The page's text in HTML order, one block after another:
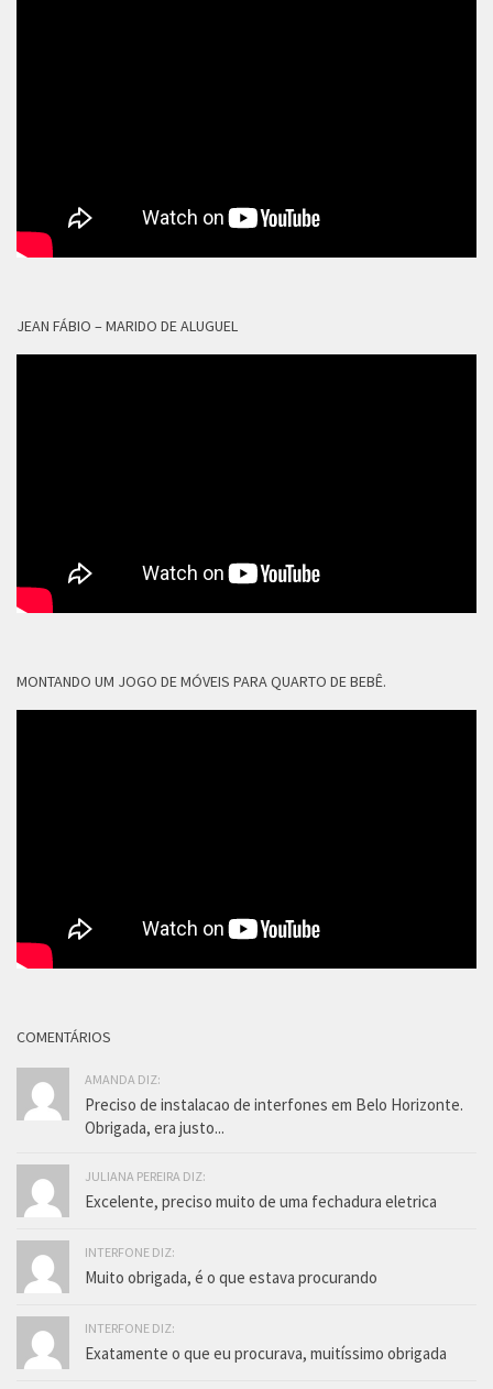
JEAN FÁBIO – MARIDO DE ALUGUEL
MONTANDO UM JOGO DE MÓVEIS PARA QUARTO DE BEBÊ.
COMENTÁRIOS
AMANDA DIZ:
Preciso de instalacao de interfones em Belo Horizonte.
Obrigada, era justo...
JULIANA PEREIRA DIZ:
Excelente, preciso muito de uma fechadura eletrica
INTERFONE DIZ:
Muito obrigada, é o que estava procurando
INTERFONE DIZ:
Exatamente o que eu procurava, muitíssimo obrigada